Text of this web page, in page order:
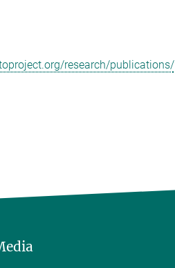
research/publications/